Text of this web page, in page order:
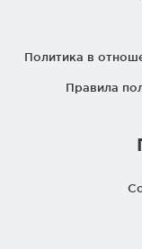
Политика в
Правила